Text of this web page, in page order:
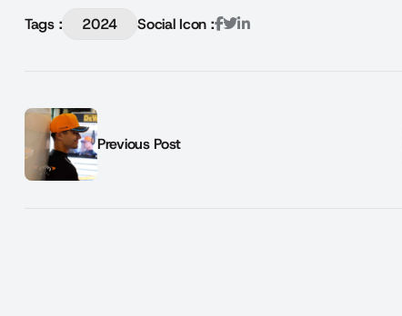
Tags : 2024 Social Icon :
Previous Post